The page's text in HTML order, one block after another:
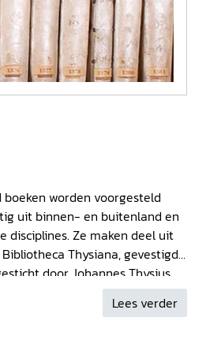
worden voorgesteld
uit binnen- en buitenland en
disciplines. Ze maken deel uit
Thysiana, gevestigd
door Johannes Thysius
protestantse familie
aan het eind van deLees verder